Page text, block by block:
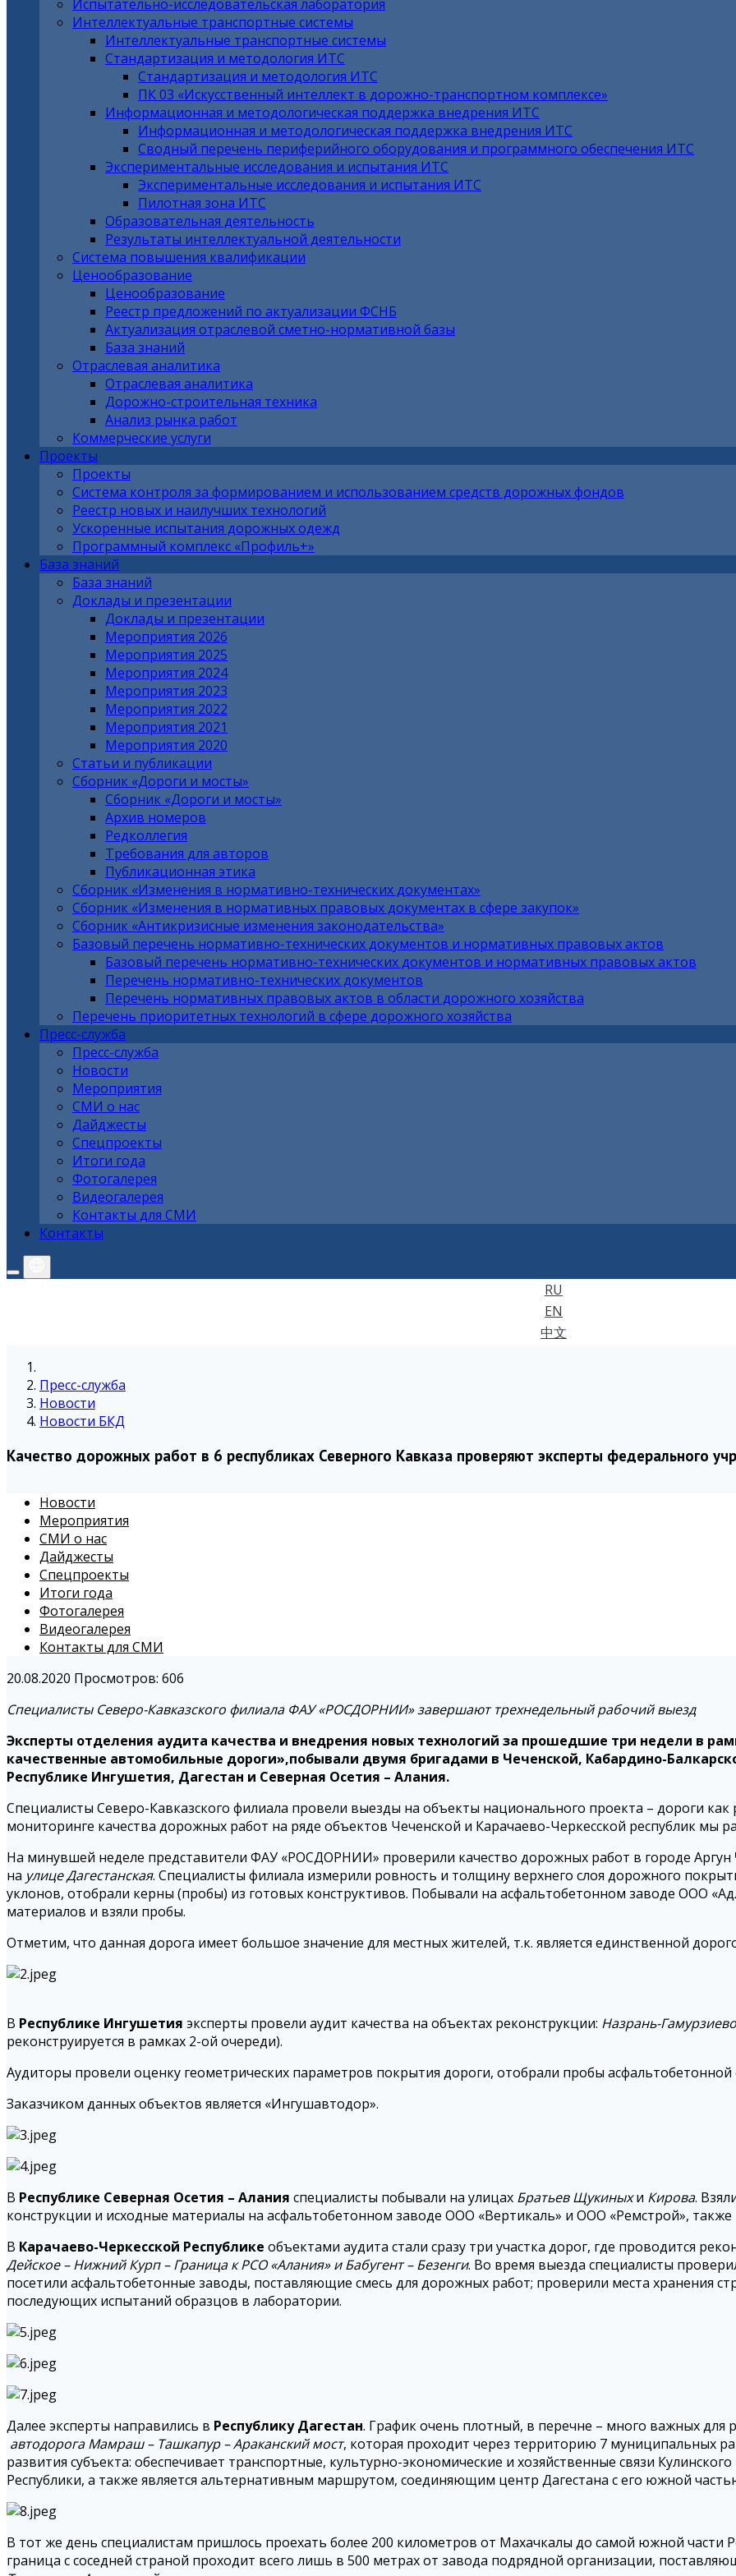
Испытательно-исследовательская лаборатория
Интеллектуальные транспортные системы
Интеллектуальные транспортные системы
Стандартизация и методология ИТС
Стандартизация и методология ИТС
ПК 03 «Искусственный интеллект в дорожно-транспортном комплексе»
Информационная и методологическая поддержка внедрения ИТС
Информационная и методологическая поддержка внедрения ИТС
Сводный перечень периферийного оборудования и программного обеспечения ИТС
Экспериментальные исследования и испытания ИТС
Экспериментальные исследования и испытания ИТС
Пилотная зона ИТС
Образовательная деятельность
Результаты интеллектуальной деятельности
Система повышения квалификации
Ценообразование
Ценообразование
Реестр предложений по актуализации ФСНБ
Актуализация отраслевой сметно-нормативной базы
База знаний
Отраслевая аналитика
Отраслевая аналитика
Дорожно-строительная техника
Анализ рынка работ
Коммерческие услуги
Проекты
Проекты
Система контроля за формированием и использованием средств дорожных фондов
Реестр новых и наилучших технологий
Ускоренные испытания дорожных одежд
Программный комплекс «Профиль+»
База знаний
База знаний
Доклады и презентации
Доклады и презентации
Мероприятия 2026
Мероприятия 2025
Мероприятия 2024
Мероприятия 2023
Мероприятия 2022
Мероприятия 2021
Мероприятия 2020
Статьи и публикации
Сборник «Дороги и мосты»
Сборник «Дороги и мосты»
Архив номеров
Редколлегия
Требования для авторов
Публикационная этика
Сборник «Изменения в нормативно-технических документах»
Сборник «Изменения в нормативных правовых документах в сфере закупок»
Сборник «Антикризисные изменения законодательства»
Базовый перечень нормативно-технических документов и нормативных правовых актов
Базовый перечень нормативно-технических документов и нормативных правовых актов
Перечень нормативно-технических документов
Перечень нормативных правовых актов в области дорожного хозяйства
Перечень приоритетных технологий в сфере дорожного хозяйства
Пресс-служба
Пресс-служба
Новости
Мероприятия
СМИ о нас
Дайджесты
Спецпроекты
Итоги года
Фотогалерея
Видеогалерея
Контакты для СМИ
Контакты
RU
EN
中文
Пресс-служба
Новости
Новости БКД
Качество дорожных работ в 6 республиках Северного Кавказа проверяют эксперты федерального
Новости
Мероприятия
СМИ о нас
Дайджесты
Спецпроекты
Итоги года
Фотогалерея
Видеогалерея
Контакты для СМИ
20.08.2020 Просмотров: 606
Специалисты Северо-Кавказского филиала ФАУ «РОСДОРНИИ» завершают трехнедельный рабочий выезд
Эксперты отделения аудита качества и внедрения новых технологий за прошедшие три недели в
качественные автомобильные дороги»,побывали двумя бригадами в Чеченской, Кабардино-
Республике Ингушетия, Дагестан и Северная Осетия – Алания.
Специалисты Северо-Кавказского филиала провели выезды на объекты национального проекта – дороги как
мониторинге качества дорожных работ на ряде объектов Чеченской и Карачаево-Черкесской республик мы
На минувшей неделе представители ФАУ «РОСДОРНИИ» проверили качество дорожных работ в городе Аргун
на улице Дагестанская. Специалисты филиала измерили ровность и толщину верхнего слоя дорожного
уклонов, отобрали керны (пробы) из готовых конструктивов. Побывали на асфальтобетонном заводе ООО
материалов и взяли пробы.
Отметим, что данная дорога имеет большое значение для местных жителей, т.к. является единственной
В Республике Ингушетия эксперты провели аудит качества на объектах реконструкции: Назрань-Гамурзиево
реконструируется в рамках 2-ой очереди).
Аудиторы провели оценку геометрических параметров покрытия дороги, отобрали пробы
Заказчиком данных объектов является «Ингушавтодор».
В Республике Северная Осетия – Алания специалисты побывали на улицах Братьев Щукиныхи Кирова.
конструкции и исходные материалы на асфальтобетонном заводе ООО «Вертикаль» и ООО «Ремстрой»,
В Карачаево-Черкесской Республике объектами аудита стали сразу три участка дорог, где проводится
Дейское – Нижний Курп – Граница к РСО «Алания» и Бабугент – Безенги. Во время выезда специалисты
посетили асфальтобетонные заводы, поставляющие смесь для дорожных работ; проверили места хранения
последующих испытаний образцов в лаборатории.
Далее эксперты направились в Республику Дагестан. График очень плотный, в перечне – много важных для
автодорога Мамраш – Ташкапур – Араканский мост, которая проходит через территорию 7 муниципальных
развития субъекта: обеспечивает транспортные, культурно-экономические и хозяйственные связи
Республики, а также является альтернативным маршрутом, соединяющим центр Дагестана с его южной
В тот же день специалистам пришлось проехать более 200 километров от Махачкалы до самой южной части
граница с соседней страной проходит всего лишь в 500 метрах от завода подрядной организации,